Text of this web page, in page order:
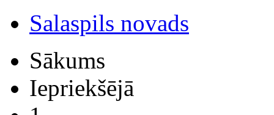
Salaspils novads
Sākums
Iepriekšējā